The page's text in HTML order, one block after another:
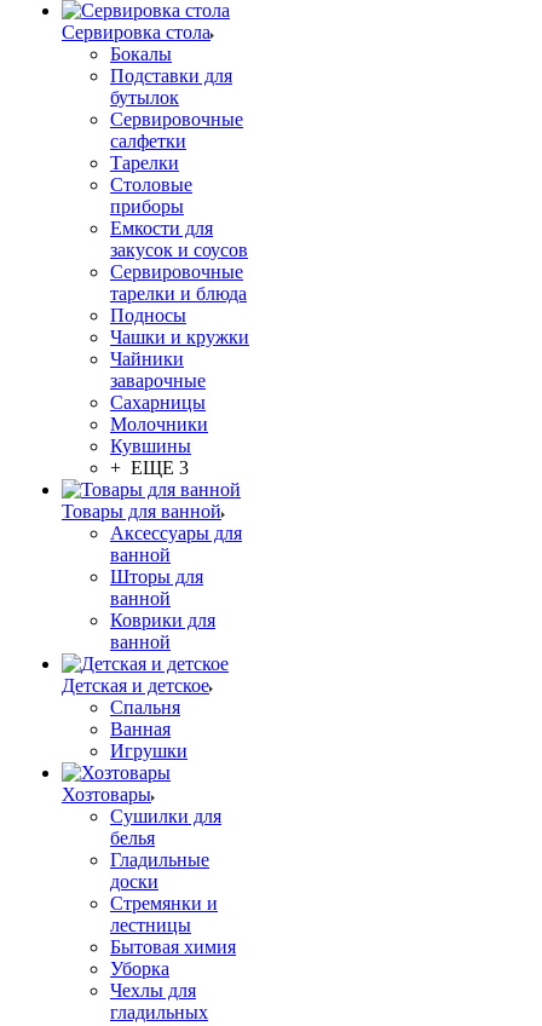
Сервировка стола
Бокалы
Подставки для
бутылок
Сервировочные
салфетки
Тарелки
Столовые
приборы
Емкости для
закусок и соусов
Сервировочные
тарелки и блюда
Подносы
Чашки и кружки
Чайники
заварочные
Сахарницы
Молочники
Кувшины
+ ЕЩЕ 3
Товары для ванной
Аксессуары для
ванной
Шторы для
ванной
Коврики для
ванной
Детская и детское
Спальня
Ванная
Игрушки
Хозтовары
Сушилки для
белья
Гладильные
доски
Стремянки и
лестницы
Бытовая химия
Уборка
Чехлы для
гладильных